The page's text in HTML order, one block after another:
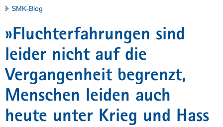
e
r
g
r
i
h
a
t
v
e
Hauptinhalt
SMK-Blog
»Fluchterfahrungen sind
leider nicht auf die
Vergangenheit begrenzt,
Menschen leiden auch
heute unter Krieg und Hass